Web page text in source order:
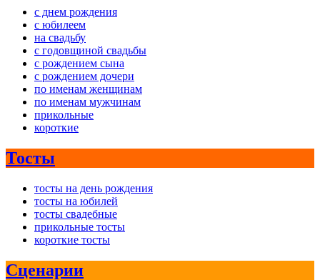
с днем рождения
с юбилеем
на свадьбу
с годовщиной свадьбы
с рождением сына
с рождением дочери
по именам женщинам
по именам мужчинам
прикольные
короткие
Тосты
тосты на день рождения
тосты на юбилей
тосты свадебные
прикольные тосты
короткие тосты
Сценарии